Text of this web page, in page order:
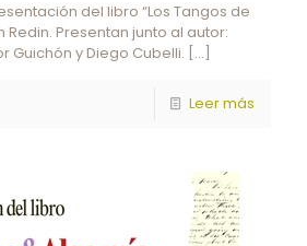
del libro “Los Tangos de
Redin. Presentan junto al autor:
Guichón y Diego Cubelli. […]
Leer más